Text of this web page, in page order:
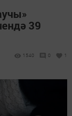
39
1540 0 1